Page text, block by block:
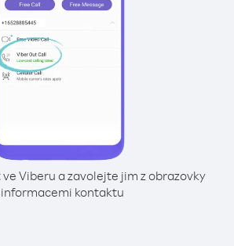
Viberu a zavolejte jim z obrazovky
informacemi kontaktu